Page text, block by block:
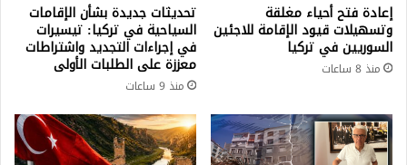
إعادة فتح أحياء مغلقة
وتسهيلات قيود الإقامة للاجئين
السوريين في تركيا
منذ 8 ساعات
تحديثات جديدة بشأن الإقامات
السياحية في تركيا: تيسيرات
في إجراءات التجديد واشتراطات
معززة على الطلبات الأولى
منذ 9 ساعات